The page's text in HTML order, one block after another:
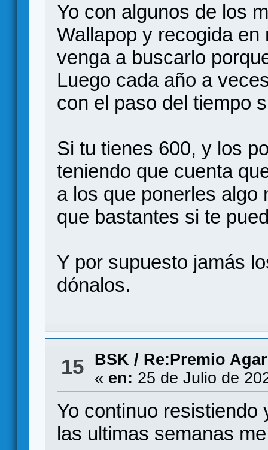
Yo con algunos de los
Wallapop y recogida
venga a buscarlo
Luego cada año a
con el paso del tiempo
Si tu tienes 600, y los
teniendo que cuenta
a los que ponerles algo
que bastantes si te
Y por supuesto jamás
dónalos.
15 BSK / Re:Premio
« en: 25 de Julio de
Yo continuo
las ultimas semanas